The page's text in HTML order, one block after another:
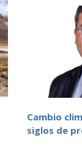
Cambio
siglos de